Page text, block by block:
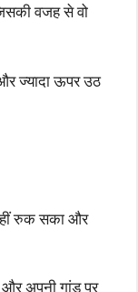
वजह से वो
ज्यादा ऊपर उठ
रुक सका और
और अपनी गांड पर